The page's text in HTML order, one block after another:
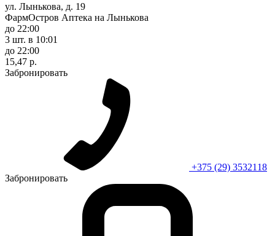
ул. Лынькова, д. 19
ФармОстров Аптека на Лынькова
до 22:00
3 шт. в 10:01
до 22:00
15,47 р.
Забронировать
+375 (29) 3532118
Забронировать